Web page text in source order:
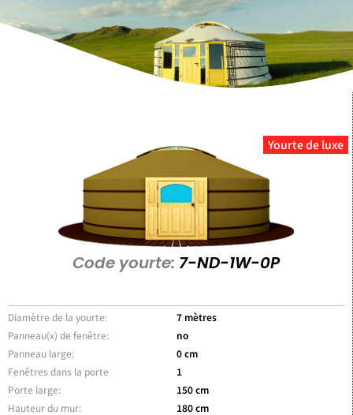
Yourte de luxe
Code yourte: 7-ND-1W-0P
Diamètre de la yourte:
Panneau(x) de fenêtre:
Panneau large:
7 mètres
no
0 cm
Fenêtres dans la porte
Porte large:
Hauteur du mur:
1
150 cm
180 cm